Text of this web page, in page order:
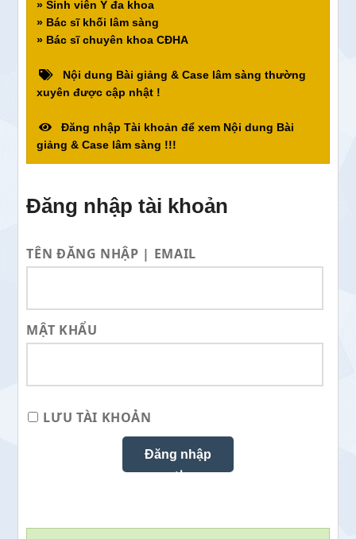
» Sinh viên Y đa khoa
» Bác sĩ khối lâm sàng
» Bác sĩ chuyên khoa CĐHA
Nội dung Bài giảng & Case lâm sàng thường
xuyên được cập nhật !
Đăng nhập Tài khoản để xem Nội dung Bài
giảng & Case lâm sàng !!!
Đăng nhập tài khoản
TÊN ĐĂNG NHẬP | EMAIL
MẬT KHẨU
LƯU TÀI KHOẢN